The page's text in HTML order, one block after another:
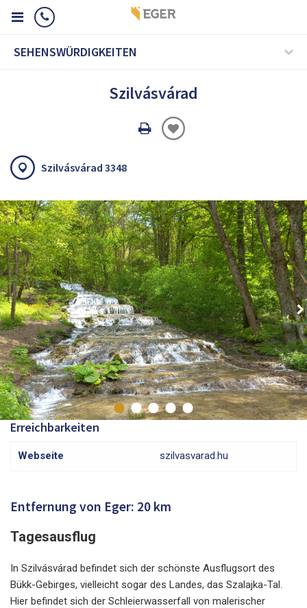
SEHENSWÜRDIGKEITEN
Szilvásvárad
Oldal
Szilvásvárad 3348
Erreichbarkeiten
Webseite szilvasvarad.hu
Entfernung von Eger: 20 km
Tagesausflug
In Szilvásvárad befindet sich der schönste Ausflugsort des
Bükk-Gebirges, vielleicht sogar des Landes, das Szalajka-Tal.
Hier befindet sich der Schleierwasserfall von malerischer